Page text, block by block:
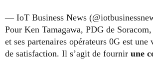
— IoT Business News
Pour Ken Tamagawa, PDG de
et ses partenaires opérateurs 0G est une
de satisfaction. Il s’agit de fournir une